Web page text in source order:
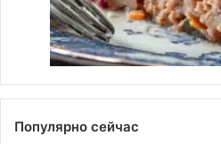
Популярно сейчас